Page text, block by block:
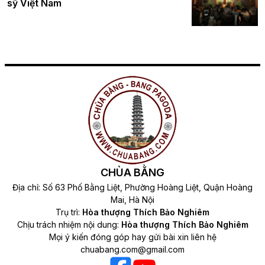
sỹ Việt Nam
CHÙA BẰNG
Địa chỉ: Số 63 Phố Bằng Liệt, Phường Hoàng Liệt, Quận Hoàng
Mai, Hà Nội
Trụ trì: Hòa thượng Thích Bảo Nghiêm
Chịu trách nhiệm nội dung: Hòa thượng Thích Bảo Nghiêm
Mọi ý kiến đóng góp hay gửi bài xin liên hệ
chuabang.com@gmail.com